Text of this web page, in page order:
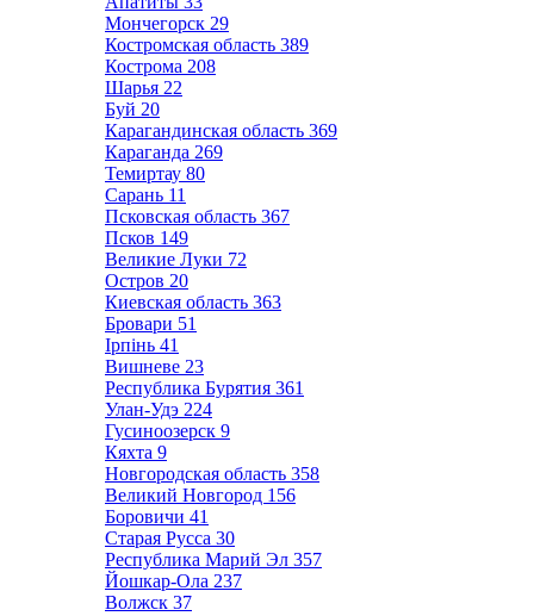
Мончегорск 29
Костромская область 389
Кострома 208
Шарья 22
Буй 20
Карагандинская область 369
Караганда 269
Темиртау 80
Сарань 11
Псковская область 367
Псков 149
Великие Луки 72
Остров 20
Киевская область 363
Бровари 51
Ірпінь 41
Вишневе 23
Республика Бурятия 361
Улан-Удэ 224
Гусиноозерск 9
Кяхта 9
Новгородская область 358
Великий Новгород 156
Боровичи 41
Старая Русса 30
Республика Марий Эл 357
Йошкар-Ола 237
Волжск 37